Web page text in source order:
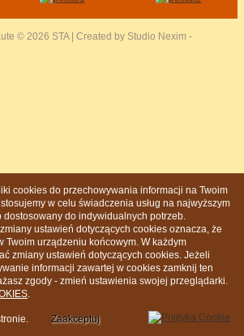
© 2026 STA | Created by Studio Nexim -
cookies do przechowywania informacji na Twoim
w celu świadczenia usług na najwyższym
dostosowany do indywidualnych potrzeb.
ustawień dotyczących cookies oznacza, że
Twoim urządzeniu końcowym. W każdym
zmiany ustawień dotyczących cookies. Jeżeli
informacji zawartej w cookies zamknij ten
zgody - zmień ustawienia swojej przeglądarki.
.
Zaakceptuj